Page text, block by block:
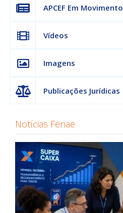
APCEF Em Movimento
Vídeos
Imagens
Publicações Jurídicas
Notícias Fenae